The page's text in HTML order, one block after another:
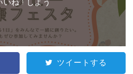
いね ! しよう
ツイートする